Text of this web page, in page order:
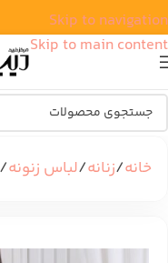
Skip to navigation
Skip to main content
خانه زنانه لباس زنونه